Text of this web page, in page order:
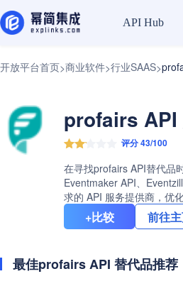
API Hub
开放平台首页>商业软件>行业SAAS>
profairs API
评分 43/100
在寻找profairs API替代品
Eventmaker API、
求的 API 服务提供商，优
+比较 前往
最佳profairs API 替代品推荐